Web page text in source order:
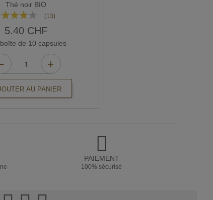
Thé noir BIO
(13)
5.40 CHF
de 10 capsules
AU PANIER
PAIEMENT
100% sécurisé